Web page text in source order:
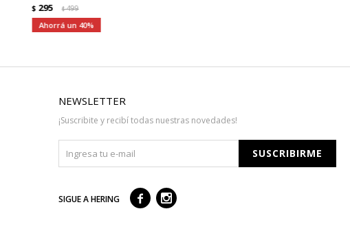
$ 295 $499
40
NEWSLETTER
¡Suscribite y recibí todas nuestras novedades!
SUSCRIBIRME
SIGUE A HERING  